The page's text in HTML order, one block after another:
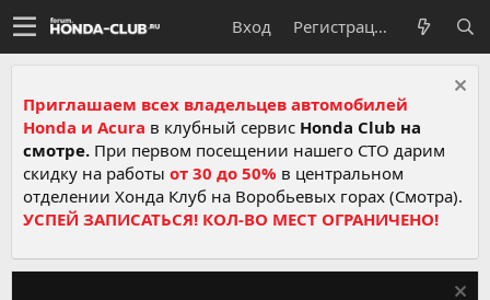
Вход Регистрация
Приглашаем всех владельцев автомобилей
Honda и Acura в клубный сервис Honda Club на
смотре. При первом посещении нашего СТО дарим
скидку на работы от 30 до 50% в центральном
отделении Хонда Клуб на Воробьевых горах (Смотра).
УСПЕЙ ЗАПИСАТЬСЯ! КОЛ-ВО МЕСТ ОГРАНИЧЕНО!